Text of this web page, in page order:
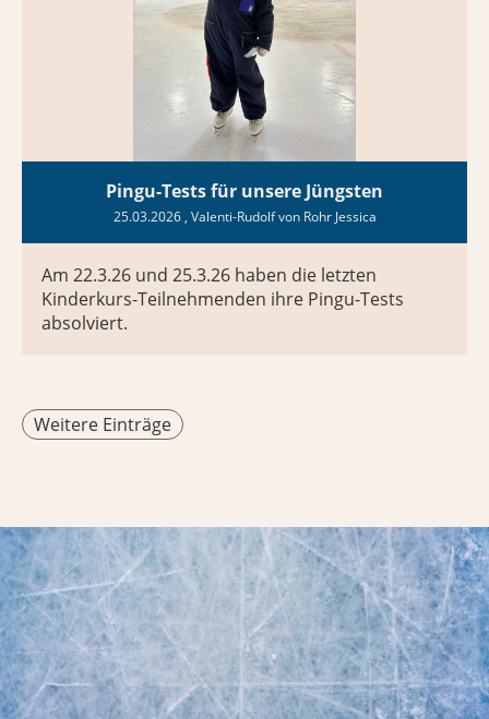
Pingu-Tests für unsere Jüngsten
25.03.2026, Valenti-Rudolf von Rohr Jessica
Am 22.3.26 und 25.3.26 haben die letzten
Kinderkurs-Teilnehmenden ihre Pingu-Tests
absolviert.
Weitere Einträge